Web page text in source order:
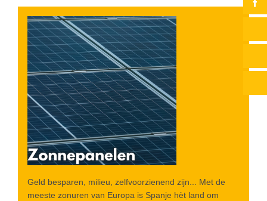
Geld besparen, milieu, zelfvoorzienend zijn... Met de
meeste zonuren van Europa is Spanje hèt land om